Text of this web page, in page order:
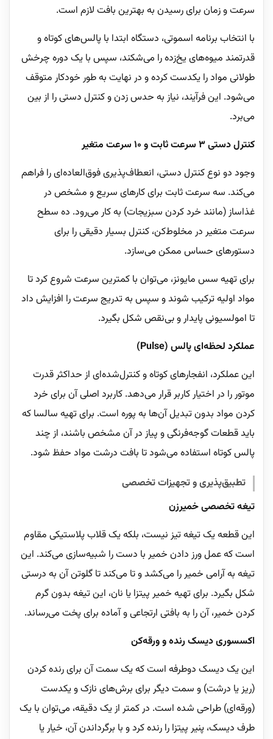
سرعت و زمان برای رسیدن به بهترین بافت لازم است.
با انتخاب برنامه اسموتی، دستگاه ابتدا با پالس‌های کوتاه و
قدرتمند میوه‌های یخ‌زده را می‌شکند، سپس با یک دوره چرخش
طولانی مواد را یکدست کرده و در نهایت به طور خودکار متوقف
می‌شود. این فرآیند، نیاز به حدس زدن و کنترل دستی را از بین
می‌برد.
کنترل دستی ۳ سرعت ثابت و ۱۰ سرعت متغیر
وجود دو نوع کنترل دستی، انعطاف‌پذیری فوق‌العاده‌ای را فراهم
می‌کند. سه سرعت ثابت برای کارهای سریع و مشخص در
غذاساز (مانند خرد کردن سبزیجات) به کار می‌رود. ده سطح
سرعت متغیر در مخلوط‌کن، کنترل بسیار دقیقی را برای
دستورهای حساس ممکن می‌سازد.
برای تهیه سس مایونز، می‌توان با کمترین سرعت شروع کرد تا
مواد اولیه ترکیب شوند و سپس به تدریج سرعت را افزایش داد
تا امولسیونی پایدار و بی‌نقص شکل بگیرد.
عملکرد لحظه‌ای پالس (Pulse)
این عملکرد، انفجارهای کوتاه و کنترل‌شده‌ای از حداکثر قدرت
موتور را در اختیار کاربر قرار می‌دهد. کاربرد اصلی آن برای خرد
کردن مواد بدون تبدیل آن‌ها به پوره است. برای تهیه سالسا که
باید قطعات گوجه‌فرنگی و پیاز در آن مشخص باشند، از چند
پالس کوتاه استفاده می‌شود تا بافت درشت مواد حفظ شود.
تطبیق‌پذیری و تجهیزات تخصصی
تیغه تخصصی خمیرزن
این قطعه یک تیغه تیز نیست، بلکه یک قلاب پلاستیکی مقاوم
است که عمل ورز دادن خمیر با دست را شبیه‌سازی می‌کند. این
تیغه به آرامی خمیر را می‌کشد و تا می‌کند تا گلوتن آن به درستی
شکل بگیرد. برای تهیه خمیر پیتزا یا نان، این تیغه بدون گرم
کردن خمیر، آن را به بافتی ارتجاعی و آماده برای پخت می‌رساند.
اکسسوری دیسک رنده و ورقه‌کن
این یک دیسک دوطرفه است که یک سمت آن برای رنده کردن
(ریز یا درشت) و سمت دیگر برای برش‌های نازک و یکدست
(ورقه‌ای) طراحی شده است. در کمتر از یک دقیقه، می‌توان با یک
طرف دیسک، پنیر پیتزا را رنده کرد و با برگرداندن آن، خیار یا